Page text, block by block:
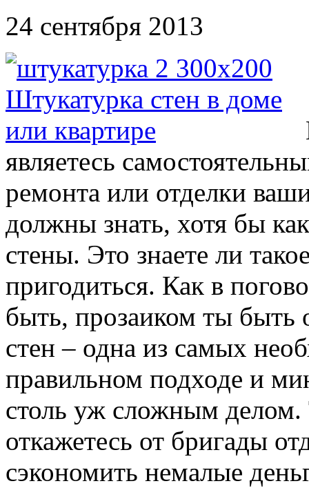
24 сентября 2013
являетесь
ремонта или отделки
должны знать, хотя бы
стены. Это знаете ли
пригодиться. Как в
быть, прозаиком ты быть
стен – одна из самых
правильном подходе и
столь уж сложным
откажетесь от бригады
сэкономить немалые